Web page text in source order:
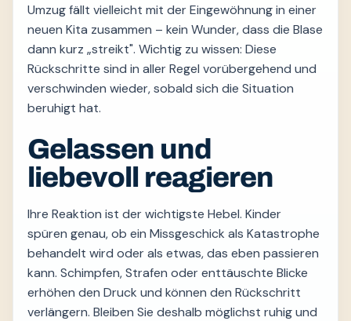
Umzug fällt vielleicht mit der Eingewöhnung in einer
neuen Kita zusammen – kein Wunder, dass die Blase
dann kurz „streikt". Wichtig zu wissen: Diese
Rückschritte sind in aller Regel vorübergehend und
verschwinden wieder, sobald sich die Situation
beruhigt hat.
Gelassen und
liebevoll reagieren
Ihre Reaktion ist der wichtigste Hebel. Kinder
spüren genau, ob ein Missgeschick als Katastrophe
behandelt wird oder als etwas, das eben passieren
kann. Schimpfen, Strafen oder enttäuschte Blicke
erhöhen den Druck und können den Rückschritt
verlängern. Bleiben Sie deshalb möglichst ruhig und